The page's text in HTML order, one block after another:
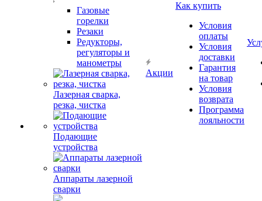
Газовые
горелки
Резаки
Редукторы,
регуляторы и
манометры
Лазерная сварка,
резка, чистка
Подающие
устройства
Аппараты лазерной
сварки
Акции
Как купить
Условия
оплаты
Условия
доставки
Гарантия
на товар
Условия
возврата
Программа
лояльности